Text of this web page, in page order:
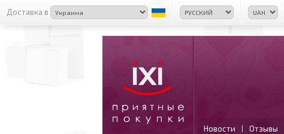
Доставка в
Новости | Отзывы